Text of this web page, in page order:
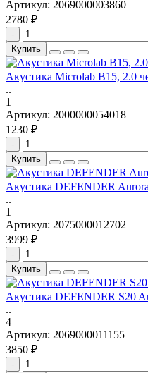
Артикул: 2069000003860
2780 ₽
-
Купить
Акустика Microlab B15, 2.0
..
1
Артикул: 2000000054018
1230 ₽
-
Купить
Акустика DEFENDER
..
1
Артикул: 2075000012702
3999 ₽
-
Купить
Акустика DEFENDER S20
..
4
Артикул: 2069000011155
3850 ₽
-